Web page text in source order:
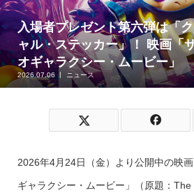
入場者プレゼント第六弾は「
ャル・ステッカー」！ 映画「
オギャラクシー・ムービー」
2026.07.06 ニュース
2026年4月24日（金）より公開中の映
ギャラクシー・ムービー」（原題：